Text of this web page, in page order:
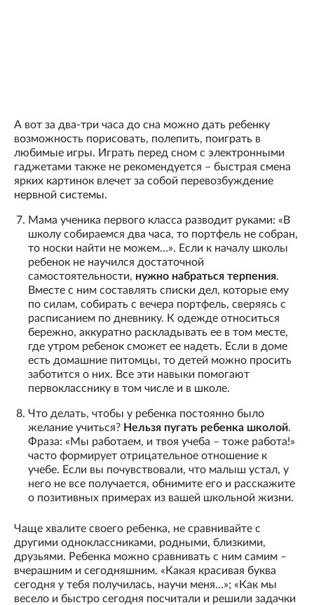
А вот за два-три часа до сна можно дать ребенку
возможность порисовать, полепить, поиграть в
любимые игры. Играть перед сном с электронными
гаджетами также не рекомендуется – быстрая смена
ярких картинок влечет за собой перевозбуждение
нервной системы.
Мама ученика первого класса разводит руками: «В
школу собираемся два часа, то портфель не собран,
то носки найти не можем…». Если к началу школы
ребенок не научился достаточной
самостоятельности, нужно набраться терпения.
Вместе с ним составлять списки дел, которые ему
по силам, собирать с вечера портфель, сверяясь с
расписанием по дневнику. К одежде относиться
бережно, аккуратно раскладывать ее в том месте,
где утром ребенок сможет ее надеть. Если в доме
есть домашние питомцы, то детей можно просить
заботится о них. Все эти навыки помогают
первокласснику в том числе и в школе.
Что делать, чтобы у ребенка постоянно было
желание учиться? Нельзя пугать ребенка школой.
Фраза: «Мы работаем, и твоя учеба – тоже работа!»
часто формирует отрицательное отношение к
учебе. Если вы почувствовали, что малыш устал, у
него не все получается, обнимите его и расскажите
о позитивных примерах из вашей школьной жизни.
Чаще хвалите своего ребенка, не сравнивайте с
другими одноклассниками, родными, близкими,
друзьями. Ребенка можно сравнивать с ним самим –
вчерашним и сегодняшним. «Какая красивая буква
сегодня у тебя получилась, научи меня…»; «Как мы
весело и быстро сегодня посчитали и решили задачки